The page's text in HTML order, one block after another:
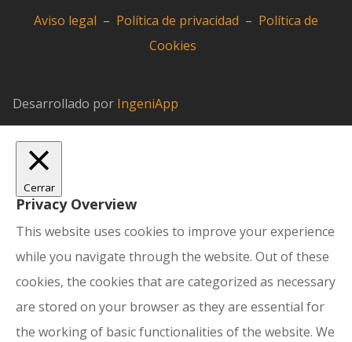
Aviso legal – Política de privacidad – Política de
Cookies
Desarrollado por IngeniApp
Cerrar
Privacy Overview
This website uses cookies to improve your experience
while you navigate through the website. Out of these
cookies, the cookies that are categorized as necessary
are stored on your browser as they are essential for
the working of basic functionalities of the website. We